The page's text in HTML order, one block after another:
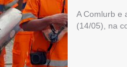
A Comlurb e
(14/05), na